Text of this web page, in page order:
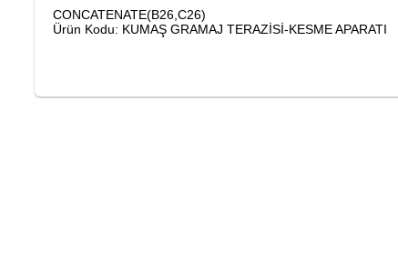
CONCATENATE(B26,C26)
Ürün Kodu: KUMAŞ GRAMAJ TERAZİSİ-KESME APARATI